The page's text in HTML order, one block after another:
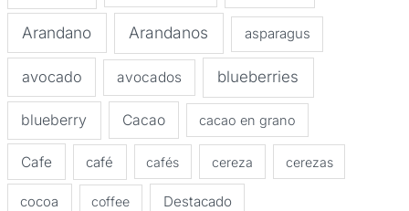
Arandano Arandanos asparagus
avocado avocados blueberries
blueberry Cacao cacao en grano
Cafe café cafés cereza cerezas
cocoa coffee Destacado